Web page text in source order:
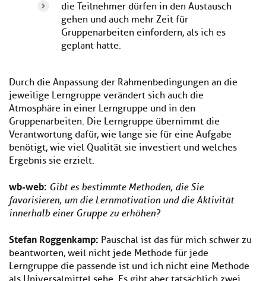
die Teilnehmer dürfen in den Austausch
gehen und auch mehr Zeit für
Gruppenarbeiten einfordern, als ich es
geplant hatte.
Durch die Anpassung der Rahmenbedingungen an die
jeweilige Lerngruppe verändert sich auch die
Atmosphäre in einer Lerngruppe und in den
Gruppenarbeiten. Die Lerngruppe übernimmt die
Verantwortung dafür, wie lange sie für eine Aufgabe
benötigt, wie viel Qualität sie investiert und welches
Ergebnis sie erzielt.
wb-web: Gibt es bestimmte Methoden, die Sie
favorisieren, um die Lernmotivation und die Aktivität
innerhalb einer Gruppe zu erhöhen?
Stefan Roggenkamp: Pauschal ist das für mich schwer zu
beantworten, weil nicht jede Methode für jede
Lerngruppe die passende ist und ich nicht eine Methode